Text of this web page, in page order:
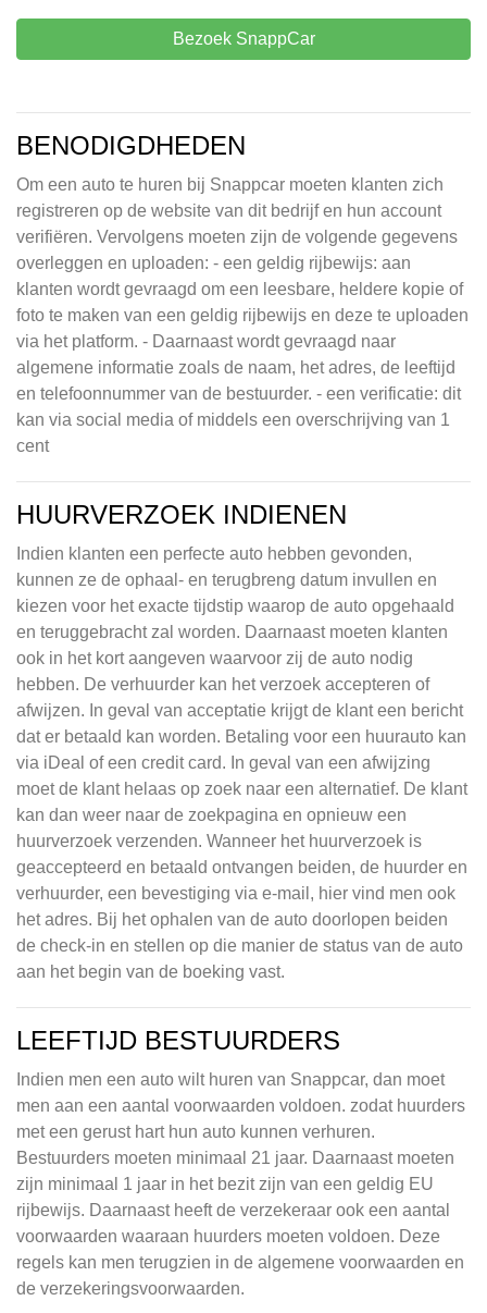
Bezoek SnappCar
BENODIGDHEDEN
Om een auto te huren bij Snappcar moeten klanten zich
registreren op de website van dit bedrijf en hun account
verifiëren. Vervolgens moeten zijn de volgende gegevens
overleggen en uploaden: - een geldig rijbewijs: aan
klanten wordt gevraagd om een leesbare, heldere kopie of
foto te maken van een geldig rijbewijs en deze te uploaden
via het platform. - Daarnaast wordt gevraagd naar
algemene informatie zoals de naam, het adres, de leeftijd
en telefoonnummer van de bestuurder. - een verificatie: dit
kan via social media of middels een overschrijving van 1
cent
HUURVERZOEK INDIENEN
Indien klanten een perfecte auto hebben gevonden,
kunnen ze de ophaal- en terugbreng datum invullen en
kiezen voor het exacte tijdstip waarop de auto opgehaald
en teruggebracht zal worden. Daarnaast moeten klanten
ook in het kort aangeven waarvoor zij de auto nodig
hebben. De verhuurder kan het verzoek accepteren of
afwijzen. In geval van acceptatie krijgt de klant een bericht
dat er betaald kan worden. Betaling voor een huurauto kan
via iDeal of een credit card. In geval van een afwijzing
moet de klant helaas op zoek naar een alternatief. De klant
kan dan weer naar de zoekpagina en opnieuw een
huurverzoek verzenden. Wanneer het huurverzoek is
geaccepteerd en betaald ontvangen beiden, de huurder en
verhuurder, een bevestiging via e-mail, hier vind men ook
het adres. Bij het ophalen van de auto doorlopen beiden
de check-in en stellen op die manier de status van de auto
aan het begin van de boeking vast.
LEEFTIJD BESTUURDERS
Indien men een auto wilt huren van Snappcar, dan moet
men aan een aantal voorwaarden voldoen. zodat huurders
met een gerust hart hun auto kunnen verhuren.
Bestuurders moeten minimaal 21 jaar. Daarnaast moeten
zijn minimaal 1 jaar in het bezit zijn van een geldig EU
rijbewijs. Daarnaast heeft de verzekeraar ook een aantal
voorwaarden waaraan huurders moeten voldoen. Deze
regels kan men terugzien in de algemene voorwaarden en
de verzekeringsvoorwaarden.